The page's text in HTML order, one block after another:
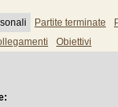
Partite terminate
Obiettivi